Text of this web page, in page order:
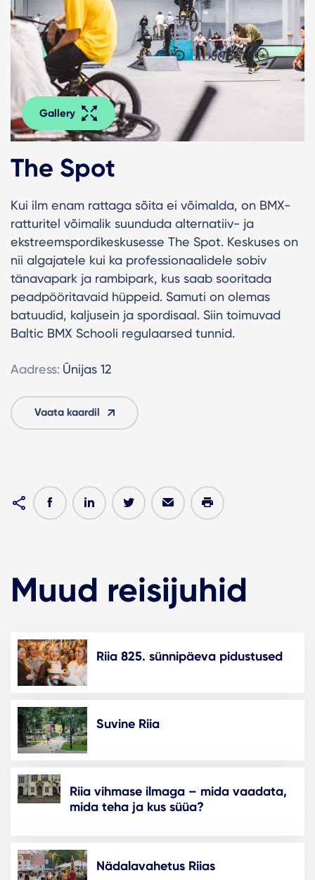
Gallery
The Spot
Kui ilm enam rattaga sõita ei võimalda, on BMX-
ratturitel võimalik suunduda alternatiiv- ja
ekstreemspordikeskusesse The Spot. Keskuses on
nii algajatele kui ka professionaalidele sobiv
tänavapark ja rambipark, kus saab sooritada
peadpööritavaid hüppeid. Samuti on olemas
batuudid, kaljusein ja spordisaal. Siin toimuvad
Baltic BMX Schooli regulaarsed tunnid.
Aadress: Ūnijas 12
Vaata kaardil
Muud reisijuhid
Riia 825. sünnipäeva pidustused
Suvine Riia
Riia vihmase ilmaga – mida vaadata,
mida teha ja kus süüa?
Nädalavahetus Riias